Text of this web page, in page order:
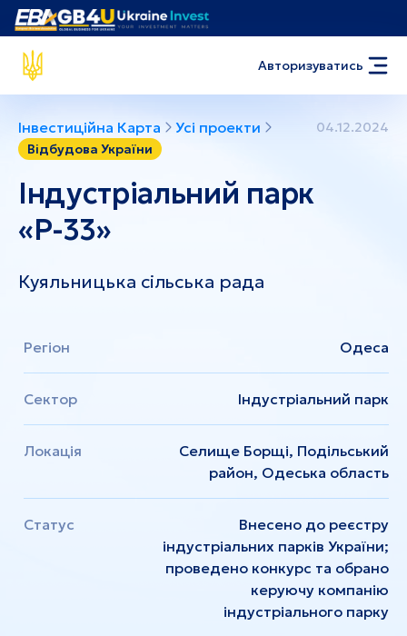
Авторизуватись
Інвестиційна Карта Усі проекти
04.12.2024
Відбудова України
Індустріальний парк
«Р-33»
Куяльницька сільська рада
Регіон Одеса
Сектор Індустріальний парк
Локація
Селище Борщі, Подільський
район, Одеська область
Статус
Внесено до реєстру
індустріальних парків України;
проведено конкурс та обрано
керуючу компанію
індустріального парку